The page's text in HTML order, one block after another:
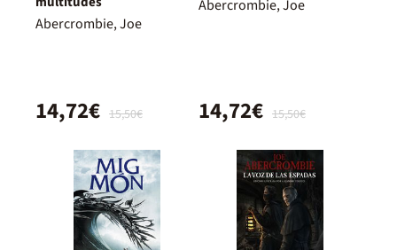
Abercrombie, Joe
15,50€
14,72€
Abercrombie, Joe
15,50€
14,72€